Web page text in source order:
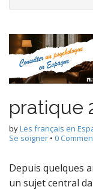
pratique
byLes français en
Se soigner • 0
Depuis quelques
un sujet central